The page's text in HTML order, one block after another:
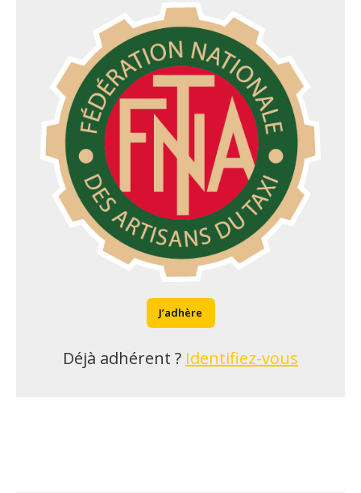
J’adhère
Déjà adhérent ? Identifiez-vous